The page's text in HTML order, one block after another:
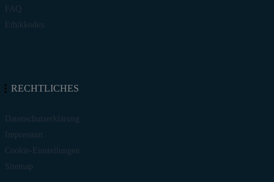
FAQ
Ethikkodex
RECHTLICHES
Datenschutzerklärung
Impressum
Cookie-Einstellungen
Sitemap